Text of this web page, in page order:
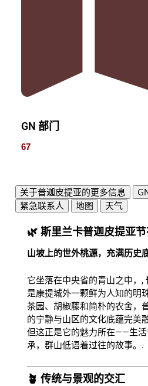
GN 部门
67
关于普迦皮提亚的更多信息
紧急联系人
地图 天气
🌿 斯里兰卡普迦皮提亚节
山坡上的世外桃源，充满历史
它坐落在中央省的青山之中，,
是康提城外一颗鲜为人知的明
茶园、胡椒藤和简朴的农舍，
的宁静与山区的文化底蕴完美
但这正是它的魅力所在——生
承，群山低语着过往的故事。.
🪴 传统与景观的交汇